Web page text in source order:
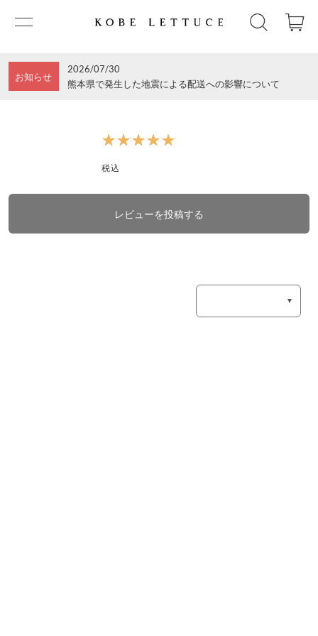
お知らせ
2026/07/30
熊本県で発生した地震による配送への影響について
★★★★★
★★★★★
税込
レビューを投稿する